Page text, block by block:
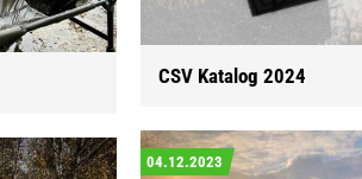
CSV Katalog 2024
04.12.2023